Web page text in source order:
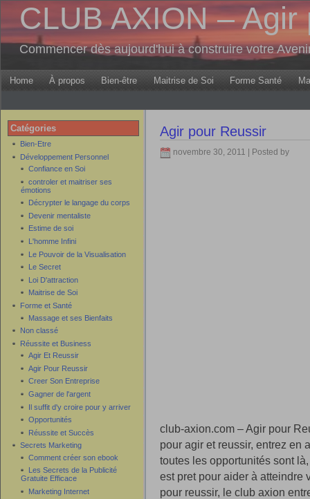
CLUB AXION – Agir
Commencer dès aujourd'hui à construire votre
Home À propos Bien-être Maitrise de Soi Forme Santé
Catégories
Bien-Etre
Développement Personnel
Confiance en Soi
controler et maitriser ses
émotions
Décrypter le langage du corps
Devenir mentaliste
Estime de soi
L'homme Infini
Le Pouvoir de la Visualisation
Le Secret
Loi D'attraction
Maitrise de Soi
Forme et Santé
Massage et ses Bienfaits
Non classé
Réussite et Business
Agir Et Reussir
Agir Pour Reussir
Creer Son Entreprise
Gagner de l'argent
Il suffit d'y croire pour y arriver
Opportunités
Réussite et Succès
Secrets Marketing
Comment créer son ebook
Les Secrets de la Publicité
Gratuite Efficace
Marketing Internet
Agir pour Reussir
novembre 30, 2011 | Posted by
club-axion.com – Agir pour
pour agir et reussir, entrez en
toutes les opportunités sont
est pret pour aider à atteindre
pour reussir, le club axion